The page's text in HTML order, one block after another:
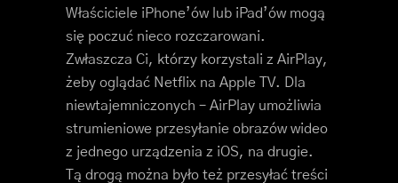
Właściciele iPhone’ów lub iPad’ów mogą
się poczuć nieco rozczarowani.
Zwłaszcza Ci, którzy korzystali z AirPlay,
żeby oglądać Netflix na Apple TV. Dla
niewtajemniczonych – AirPlay umożliwia
strumieniowe przesyłanie obrazów wideo
z jednego urządzenia z iOS, na drugie.
Tą drogą można było też przesyłać treści